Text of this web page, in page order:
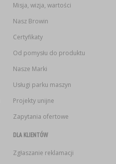
Misja, wizja, wartości
Nasz Browin
Certyfikaty
Od pomysłu do produktu
Nasze Marki
Usługi parku maszyn
Projekty unijne
Zapytania ofertowe
DLA KLIENTÓW
Zgłaszanie reklamacji